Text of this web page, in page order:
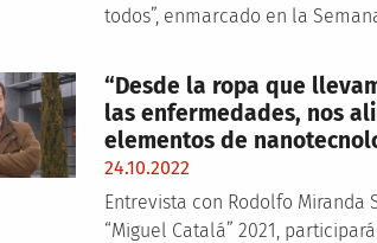
todos”, enmarcado en la
“Desde la ropa que
las enfermedades, nos
elementos de
24.10.2022
Entrevista con Rodolfo Miranda
“Miguel Catalá” 2021,